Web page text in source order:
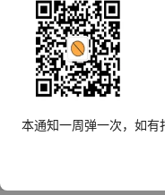
这个人
本通知一周弹一次，如有